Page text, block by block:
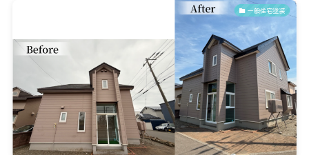
一般住宅塗装